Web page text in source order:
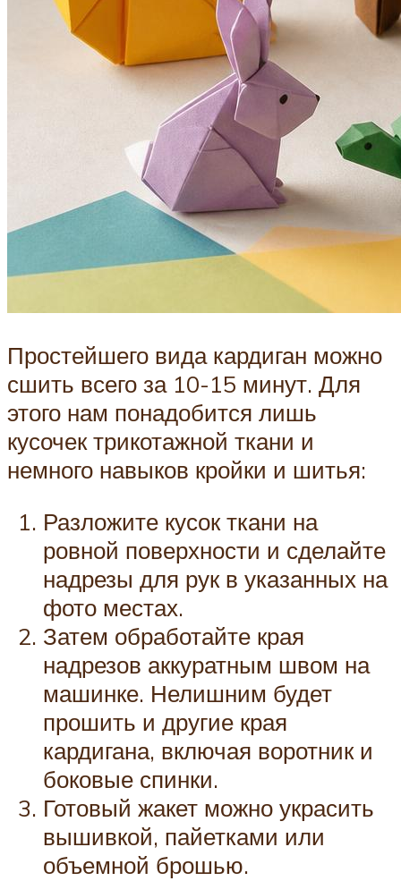
Простейшего вида кардиган можно
сшить всего за 10-15 минут. Для
этого нам понадобится лишь
кусочек трикотажной ткани и
немного навыков кройки и шитья:
Разложите кусок ткани на
ровной поверхности и сделайте
надрезы для рук в указанных на
фото местах.
Затем обработайте края
надрезов аккуратным швом на
машинке. Нелишним будет
прошить и другие края
кардигана, включая воротник и
боковые спинки.
Готовый жакет можно украсить
вышивкой, пайетками или
объемной брошью.